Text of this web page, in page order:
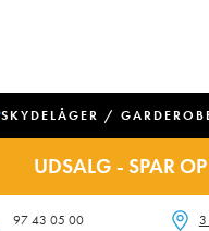
SKYDELÅGER /
UDSALG - SPAR
97 43 05 00 3